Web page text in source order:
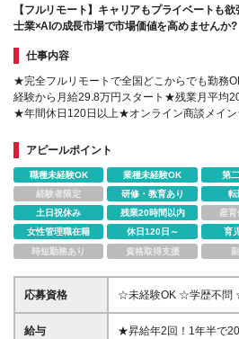
【フルリモート】キャリアもプライベートも欲
士業×AIの成長市場で市場価値を高めませんか?
仕事内容
★完全フルリモートで全国どこからでも勤務
経験から月給29.8万円スタート★残業月平均
★年間休日120日以上★オンライン商談メイ
アピールポイント
職種未経験OK 業種未経験OK 第
経験者限定
研修・教育あり 転
土日祝休み
残業20時間以内 産
女性管理職在籍
休日120日～ 育
時短勤務あり
資格取得支援
応募資格
☆未経験OK ☆学歴不問
持ちの方 ┗報連相がし
ビジネススキルがあればOKです◎ *
給与
★昇給年2回！1年半で20